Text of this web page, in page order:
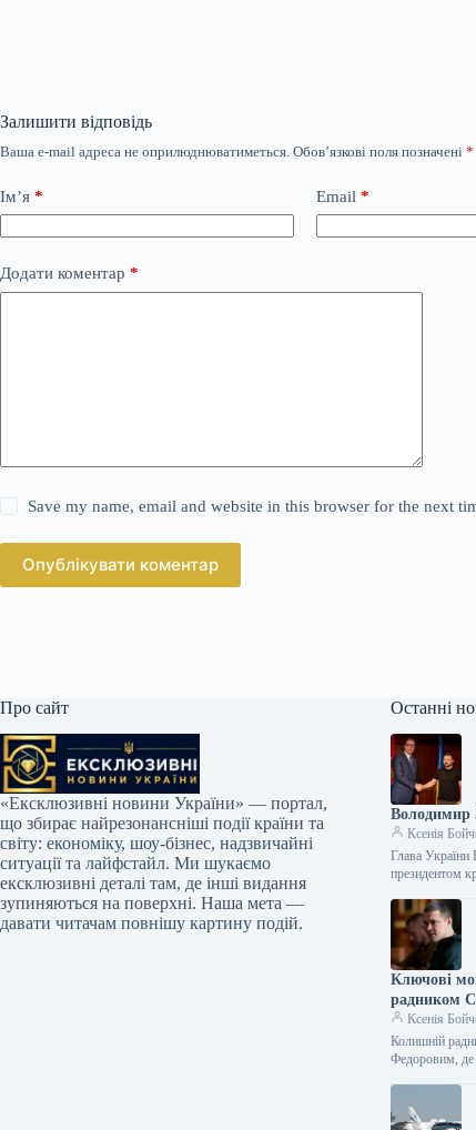
Залишити відповідь
Ваша e-mail адреса не оприлюднюватиметься. Обов’язкові поля позначені *
Ім’я * Email *
Додати коментар *
Save my name, email and website in this browser for the next
Опублікувати коментар
Про сайт
«Ексклюзивні новини України» — портал,
що збирає найрезонансніші події країни та
світу: економіку, шоу-бізнес, надзвичайні
ситуації та лайфстайл. Ми шукаємо
ексклюзивні деталі там, де інші видання
зупиняються на поверхні. Наша мета —
давати читачам повнішу картину подій.
Останні
Володимир
Ксенія
Глава України
президентом
Ключові
радником
Ксенія
Колишній
Федоровим, де